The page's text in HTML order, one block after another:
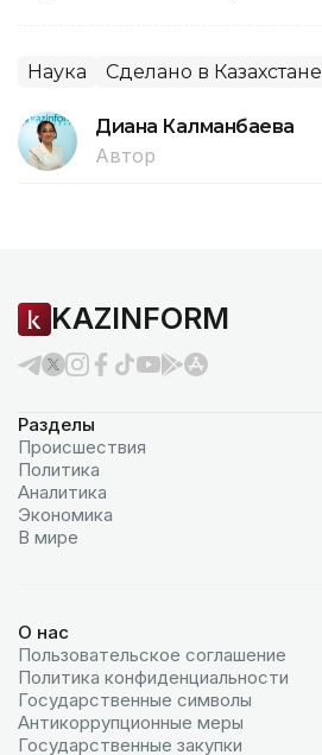
Наука Сделано в Казахстане
Диана Калманбаева
Автор
KAZINFORM
Разделы
Происшествия
Политика
Аналитика
Экономика
В мире
О нас
Пользовательское соглашение
Политика конфиденциальности
Государственные символы
Антикоррупционные меры
Государственные закупки